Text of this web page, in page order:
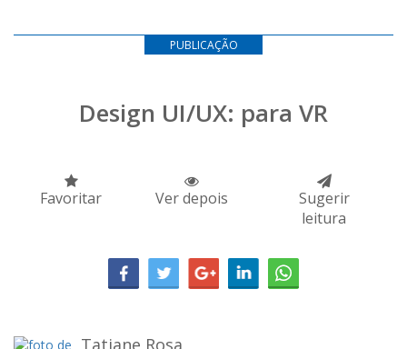
PUBLICAÇÃO
Design UI/UX: para VR
Favoritar Ver depois
Sugerir
leitura
Tatiane Rosa